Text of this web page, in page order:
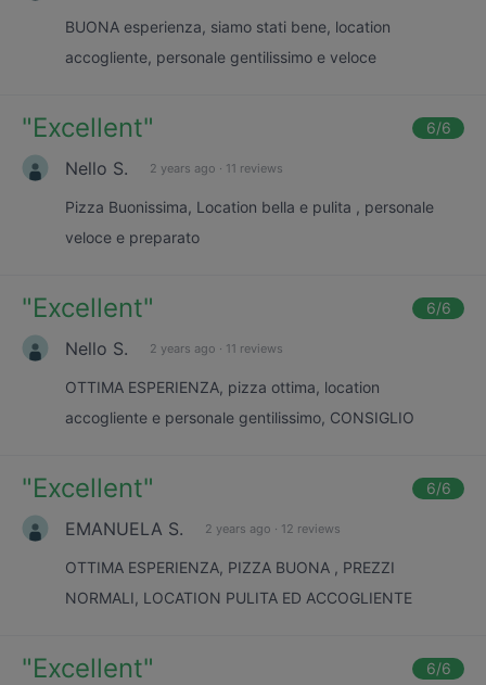
BUONA esperienza, siamo stati bene, location
accogliente, personale gentilissimo e veloce
"Excellent" 6/6
Nello S. 2 years ago · 11 reviews
Pizza Buonissima, Location bella e pulita , personale
veloce e preparato
"Excellent" 6/6
Nello S. 2 years ago · 11 reviews
OTTIMA ESPERIENZA, pizza ottima, location
accogliente e personale gentilissimo, CONSIGLIO
"Excellent" 6/6
EMANUELA S. 2 years ago · 12 reviews
OTTIMA ESPERIENZA, PIZZA BUONA , PREZZI
NORMALI, LOCATION PULITA ED ACCOGLIENTE
"Excellent" 6/6